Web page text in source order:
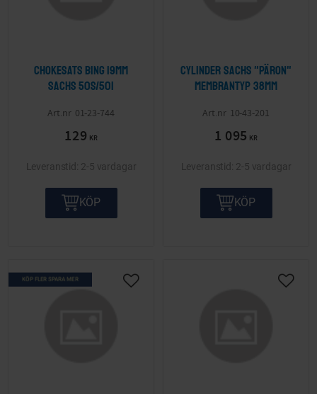
Chokesats Bing 19mm
Sachs 50S/501
01-23-744
129 KR
2-5 vardagar
KÖP
Cylinder Sachs "päron"
membrantyp 38mm
10-43-201
1 095 KR
2-5 vardagar
KÖP
KÖP FLER SPARA MER
Lägg till i önskelista Lägg